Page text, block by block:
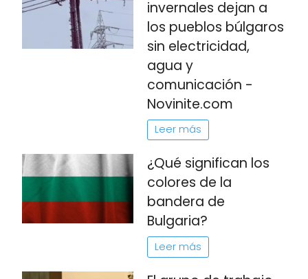
invernales dejan a
los pueblos búlgaros
sin electricidad,
agua y
comunicación -
Novinite.com
Leer más
¿Qué significan los
colores de la
bandera de
Bulgaria?
Leer más